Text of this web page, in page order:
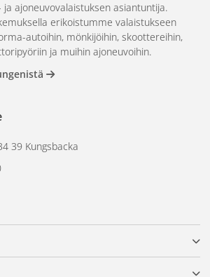
ja ajoneuvovalaistuksen asiantuntija.
erikoistumme valaistukseen
autoihin, mönkijöihin, skoottereihin,
ja muihin ajoneuvoihin.
39 Kungsbacka